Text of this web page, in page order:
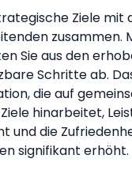
Ziele mit
zusammen.
Sie aus den
Schritte ab.
die auf
hinarbeitet,
und die
signifikant erhöht.